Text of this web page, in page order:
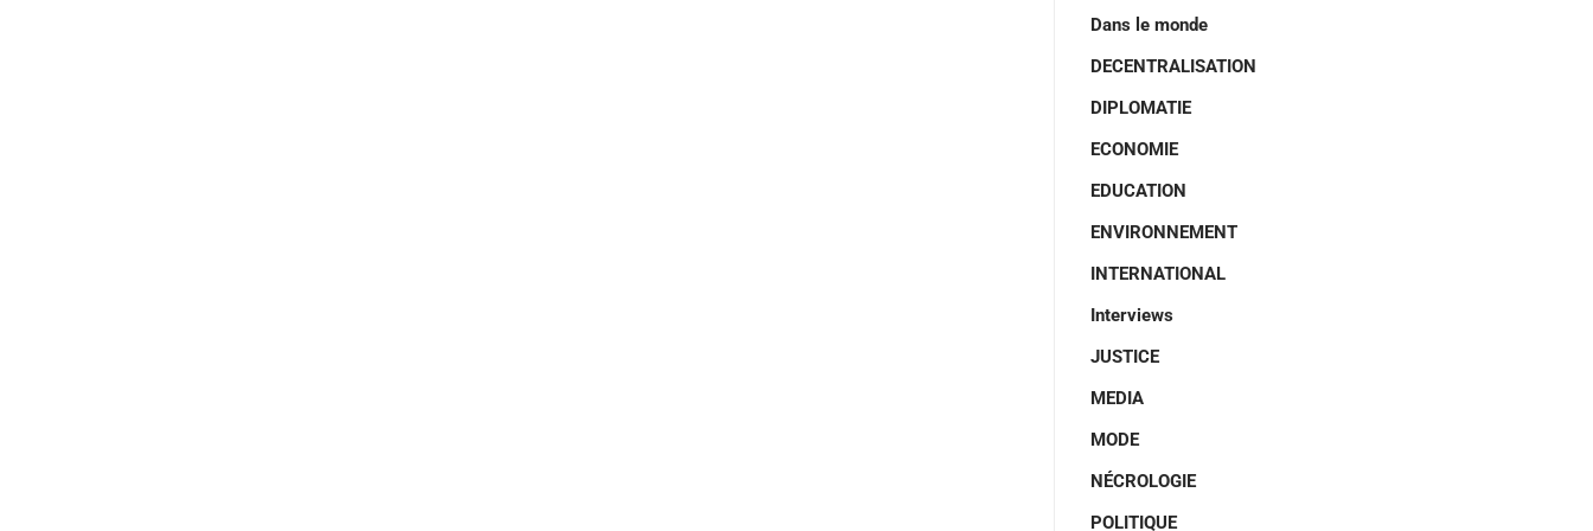
Dans le monde
DECENTRALISATION
DIPLOMATIE
ECONOMIE
EDUCATION
ENVIRONNEMENT
INTERNATIONAL
Interviews
JUSTICE
MEDIA
MODE
NÉCROLOGIE
POLITIQUE